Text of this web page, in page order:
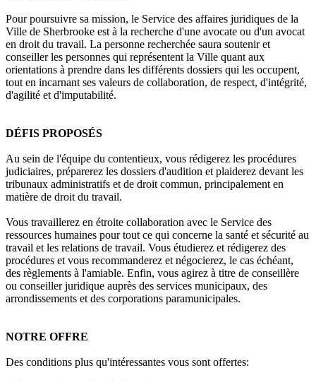
Pour poursuivre sa mission, le Service des affaires juridiques de la
Ville de Sherbrooke est à la recherche d'une avocate ou d'un avocat
en droit du travail. La personne recherchée saura soutenir et
conseiller les personnes qui représentent la Ville quant aux
orientations à prendre dans les différents dossiers qui les occupent,
tout en incarnant ses valeurs de collaboration, de respect, d'intégrité,
d'agilité et d'imputabilité.
DÉFIS PROPOSÉS
Au sein de l'équipe du contentieux, vous rédigerez les procédures
judiciaires, préparerez les dossiers d'audition et plaiderez devant les
tribunaux administratifs et de droit commun, principalement en
matière de droit du travail.
Vous travaillerez en étroite collaboration avec le Service des
ressources humaines pour tout ce qui concerne la santé et sécurité au
travail et les relations de travail. Vous étudierez et rédigerez des
procédures et vous recommanderez et négocierez, le cas échéant,
des règlements à l'amiable. Enfin, vous agirez à titre de conseillère
ou conseiller juridique auprès des services municipaux, des
arrondissements et des corporations paramunicipales.
NOTRE OFFRE
Des conditions plus qu'intéressantes vous sont offertes: